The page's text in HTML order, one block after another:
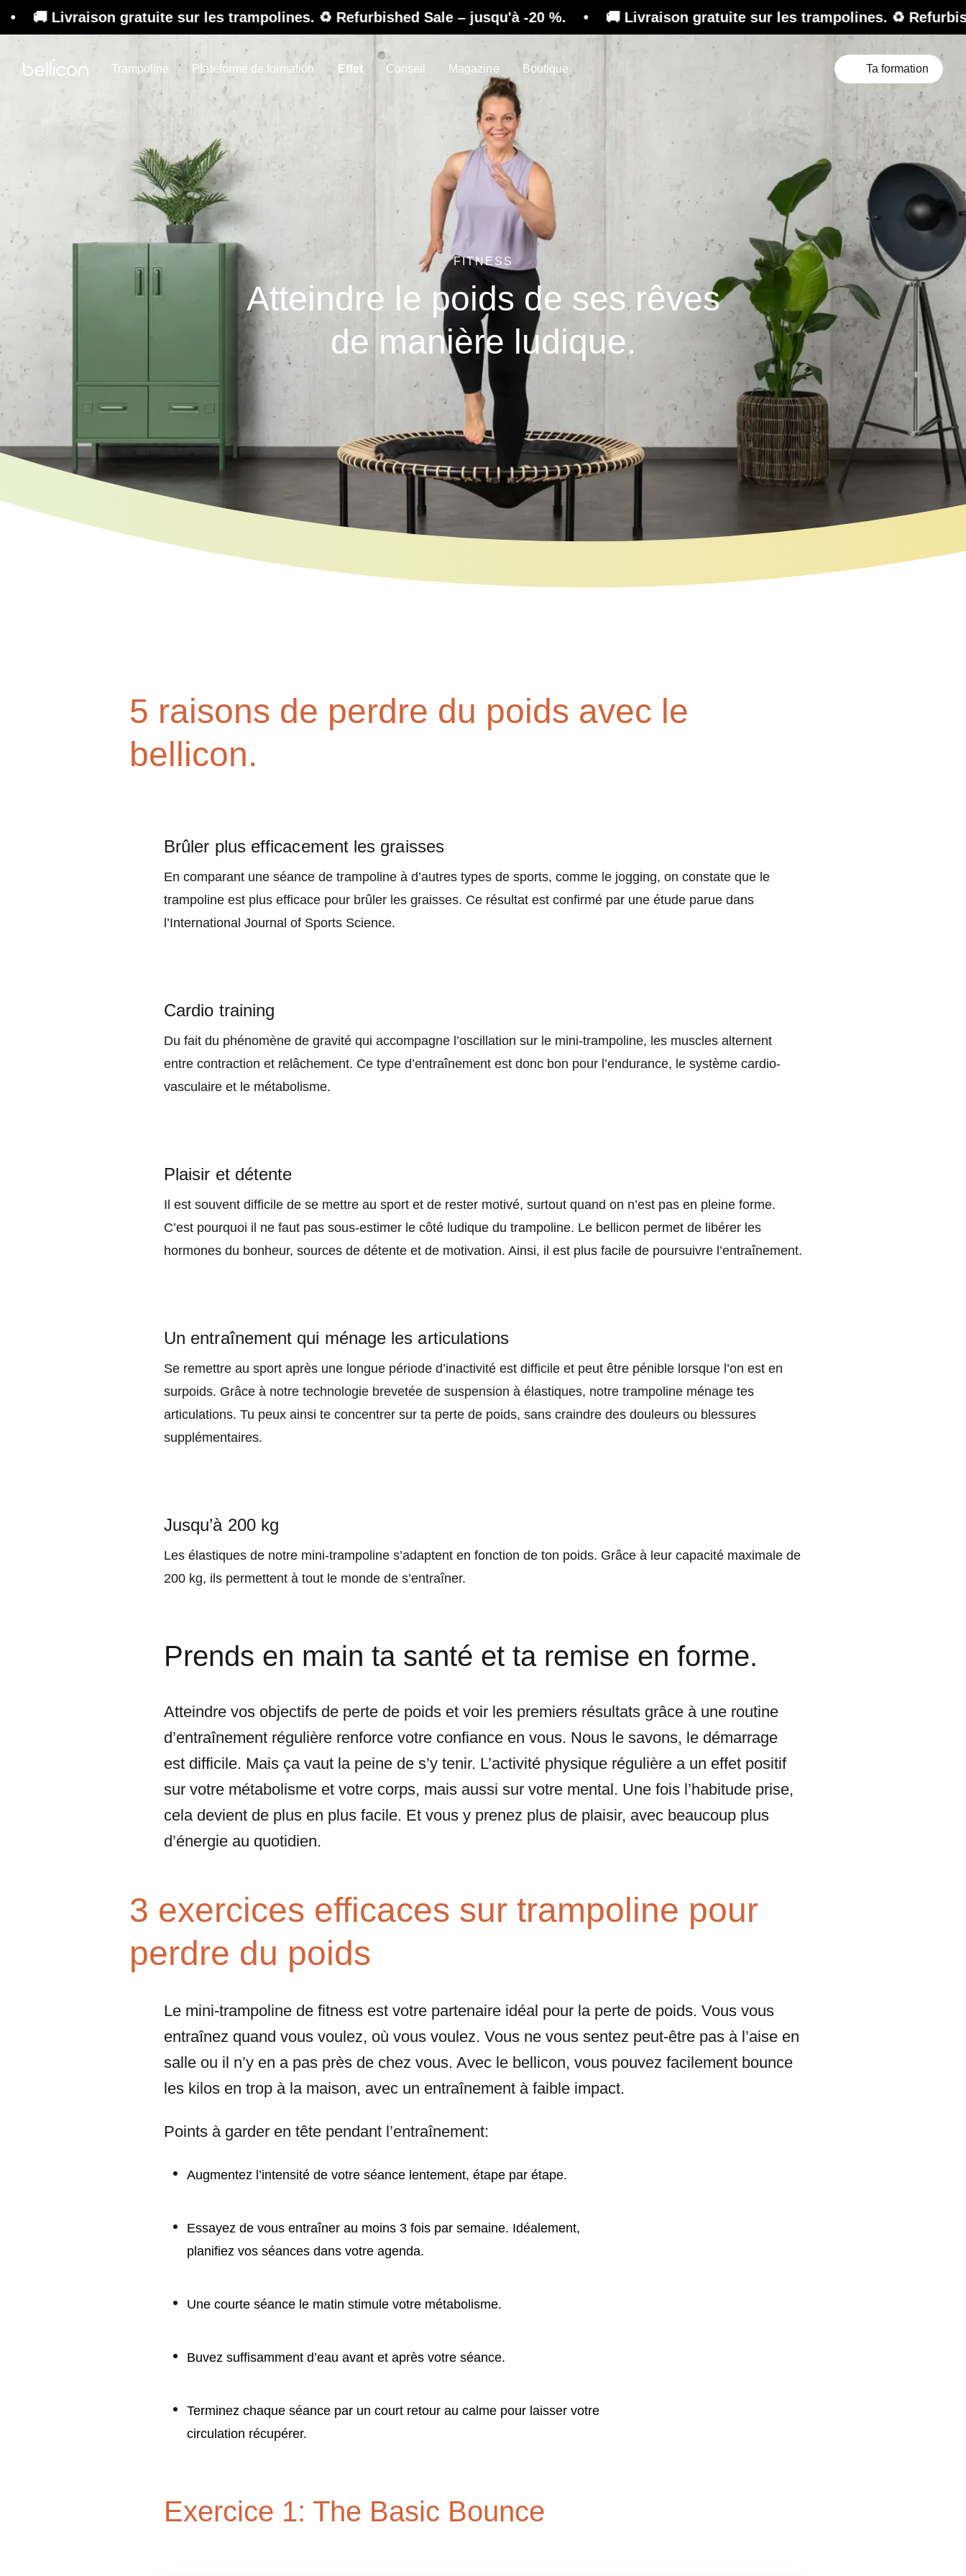
sur les trampolines. ♻️ Refurbished Sale – jusqu'à -20 %. • 🚚 Livraison gratuite sur les trampolines. ♻️ Refurbished Sale –
Trampoline Plateforme de formation Effet Conseil Magazine Boutique Ta formation
FITNESS
Atteindre le poids de ses rêves
de manière ludique.
5 raisons de perdre du poids avec le
bellicon.
Brûler plus efficacement les graisses
En comparant une séance de trampoline à d’autres types de sports, comme le jogging, on constate que le
trampoline est plus efficace pour brûler les graisses. Ce résultat est confirmé par une étude parue dans
l’International Journal of Sports Science.
Cardio training
Du fait du phénomène de gravité qui accompagne l’oscillation sur le mini-trampoline, les muscles alternent
entre contraction et relâchement. Ce type d’entraînement est donc bon pour l’endurance, le système cardio-
vasculaire et le métabolisme.
Plaisir et détente
Il est souvent difficile de se mettre au sport et de rester motivé, surtout quand on n’est pas en pleine forme.
C’est pourquoi il ne faut pas sous-estimer le côté ludique du trampoline. Le bellicon permet de libérer les
hormones du bonheur, sources de détente et de motivation. Ainsi, il est plus facile de poursuivre l’entraînement.
Un entraînement qui ménage les articulations
Se remettre au sport après une longue période d’inactivité est difficile et peut être pénible lorsque l’on est en
surpoids. Grâce à notre technologie brevetée de suspension à élastiques, notre trampoline ménage tes
articulations. Tu peux ainsi te concentrer sur ta perte de poids, sans craindre des douleurs ou blessures
supplémentaires.
Jusqu’à 200 kg
Les élastiques de notre mini-trampoline s’adaptent en fonction de ton poids. Grâce à leur capacité maximale de
200 kg, ils permettent à tout le monde de s’entraîner.
Prends en main ta santé et ta remise en forme.
Atteindre vos objectifs de perte de poids et voir les premiers résultats grâce à une routine
d’entraînement régulière renforce votre confiance en vous. Nous le savons, le démarrage
est difficile. Mais ça vaut la peine de s’y tenir. L’activité physique régulière a un effet positif
sur votre métabolisme et votre corps, mais aussi sur votre mental. Une fois l’habitude prise,
cela devient de plus en plus facile. Et vous y prenez plus de plaisir, avec beaucoup plus
d’énergie au quotidien.
3 exercices efficaces sur trampoline pour
perdre du poids
Le mini-trampoline de fitness est votre partenaire idéal pour la perte de poids. Vous vous
entraînez quand vous voulez, où vous voulez. Vous ne vous sentez peut-être pas à l’aise en
salle ou il n’y en a pas près de chez vous. Avec le bellicon, vous pouvez facilement bounce
les kilos en trop à la maison, avec un entraînement à faible impact.
Points à garder en tête pendant l’entraînement:
Augmentez l’intensité de votre séance lentement, étape par étape.
Essayez de vous entraîner au moins 3 fois par semaine. Idéalement,
planifiez vos séances dans votre agenda.
Une courte séance le matin stimule votre métabolisme.
Buvez suffisamment d’eau avant et après votre séance.
Terminez chaque séance par un court retour au calme pour laisser votre
circulation récupérer.
Exercice 1: The Basic Bounce